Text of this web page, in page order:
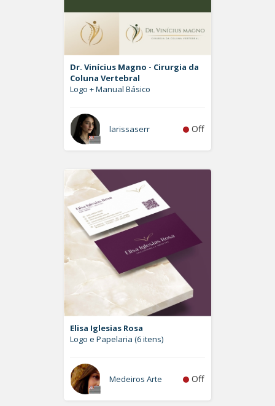
Dr. Vinícius Magno - Cirurgia da
Coluna Vertebral
Logo + Manual Básico
larissaserr Off
Elisa Iglesias Rosa
Logo e Papelaria (6 itens)
Medeiros Arte Off